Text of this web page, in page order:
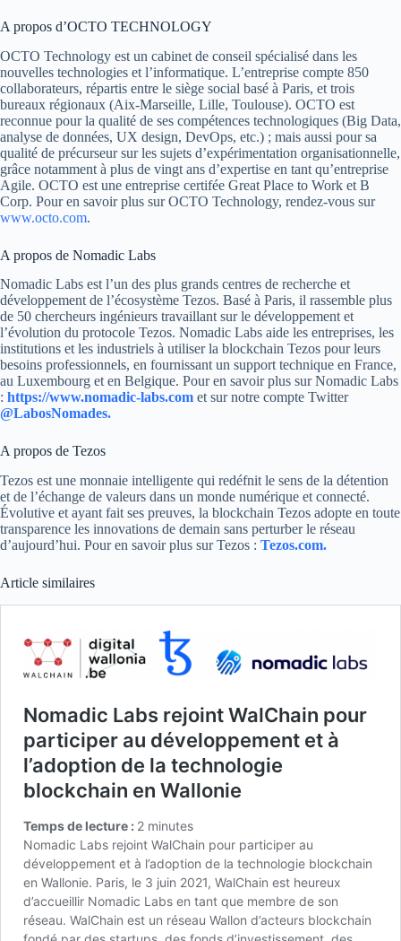
A propos d’OCTO TECHNOLOGY
OCTO Technology est un cabinet de conseil spécialisé dans les
nouvelles technologies et l’informatique. L’entreprise compte 850
collaborateurs, répartis entre le siège social basé à Paris, et trois
bureaux régionaux (Aix-Marseille, Lille, Toulouse). OCTO est
reconnue pour la qualité de ses compétences technologiques (Big Data,
analyse de données, UX design, DevOps, etc.) ; mais aussi pour sa
qualité de précurseur sur les sujets d’expérimentation organisationnelle,
grâce notamment à plus de vingt ans d’expertise en tant qu’entreprise
Agile. OCTO est une entreprise certifée Great Place to Work et B
Corp. Pour en savoir plus sur OCTO Technology, rendez-vous sur
www.octo.com.
A propos de Nomadic Labs
Nomadic Labs est l’un des plus grands centres de recherche et
développement de l’écosystème Tezos. Basé à Paris, il rassemble plus
de 50 chercheurs ingénieurs travaillant sur le développement et
l’évolution du protocole Tezos. Nomadic Labs aide les entreprises, les
institutions et les industriels à utiliser la blockchain Tezos pour leurs
besoins professionnels, en fournissant un support technique en France,
au Luxembourg et en Belgique. Pour en savoir plus sur Nomadic Labs
: https://www.nomadic-labs.com et sur notre compte Twitter
@LabosNomades.
A propos de Tezos
Tezos est une monnaie intelligente qui redéfnit le sens de la détention
et de l’échange de valeurs dans un monde numérique et connecté.
Évolutive et ayant fait ses preuves, la blockchain Tezos adopte en toute
transparence les innovations de demain sans perturber le réseau
d’aujourd’hui. Pour en savoir plus sur Tezos : Tezos.com.
Article similaires